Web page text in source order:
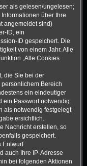
als gelesen/ungelesen;
über Ihre
angemeldet sind)
ID, ein
ID gespeichert. Die
von einem Jahr. Alle
„Alle Cookies
die Sie bei der
Bereich
ein eindeutiger
ein Passwort notwendig.
als notwendig festgelegt
ersichtlich.
Nachricht erstellen, so
gespeichert.
Entwurf
auch Ihre IP-Adresse
bei folgenden Aktionen